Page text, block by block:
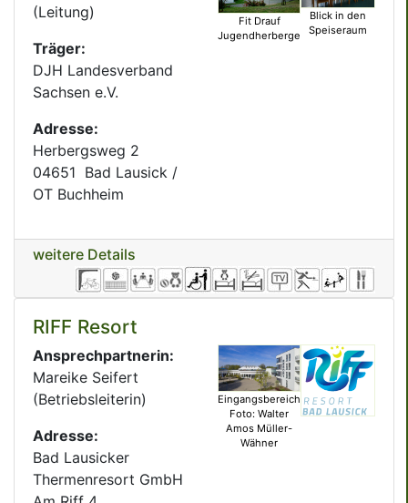
(Leitung)
Träger:
DJH Landesverband
Sachsen e.V.
Adresse:
Herbergsweg 2
04651 Bad Lausick /
OT Buchheim
Fit Drauf
Jugendherberge
Blick in den
Speiseraum
weitere Details
RIFF Resort
Ansprechpartnerin:
Mareike Seifert
(Betriebsleiterin)
Adresse:
Bad Lausicker
Thermenresort GmbH
Eingangsbereich
Foto: Walter
Amos Müller-
Wähner